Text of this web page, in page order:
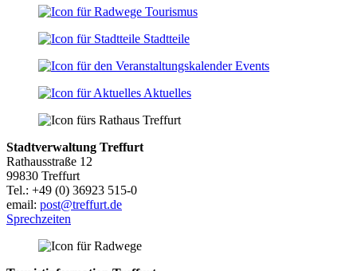
Tourismus
Stadtteile
Events
Aktuelles
Stadtverwaltung Treffurt
Rathausstraße 12
99830 Treffurt
Tel.: +49 (0) 36923 515-0
email: post@treffurt.de
Sprechzeiten